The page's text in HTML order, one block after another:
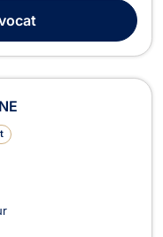
est titulaire d'un